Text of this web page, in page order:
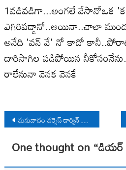
1వడివడిగా...అంగలే వేసానోఒక
ఎగిరిపడ్డానో..అయినా..చాలా
అనేది 'వన్ వే' నో కాదో
దారిసాగిల పడిపోయిన
రాలేనునా వెనక వెనకే
Post
navigation
మనువాదం వర్సెస్ డార్విన్ జీవపరిణామ వాదం
One thought on “